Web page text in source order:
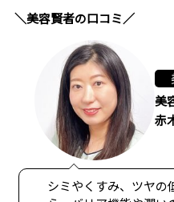
＼美容賢者の口コミ／
美
赤
シミやくすみ、ツヤの